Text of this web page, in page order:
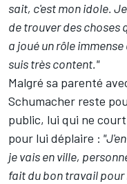
sait, c'est mon idole.
de trouver des choses
a joué un rôle
suis très content."
Malgré sa parenté
Schumacher reste
public, lui qui ne
pour lui déplaire :
je vais en ville,
fait du bon travail